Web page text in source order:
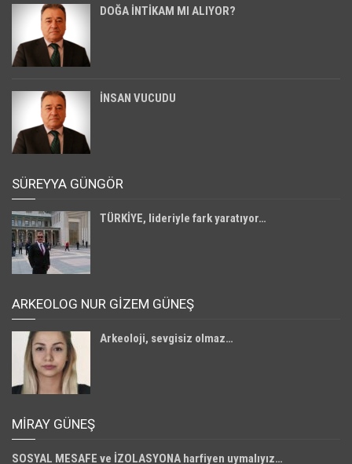
DOĞA İNTİKAM MI ALIYOR?
İNSAN VUCUDU
SÜREYYA GÜNGÖR
TÜRKİYE, lideriyle fark yaratıyor…
ARKEOLOG NUR GİZEM GÜNEŞ
Arkeoloji, sevgisiz olmaz…
MIRAY GÜNEŞ
SOSYAL MESAFE ve İZOLASYONA harfiyen uymalıyız…